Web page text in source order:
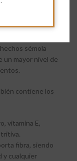
sémola
un mayor nivel de
contiene los
vitamina E,
fibra, siendo
y cualquier